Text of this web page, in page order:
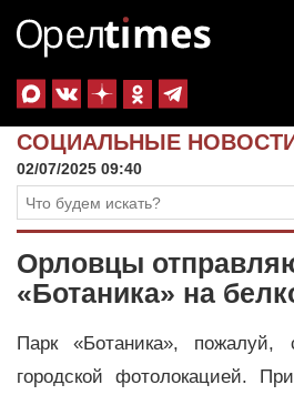
СОЦИАЛЬНЫЕ
02/07/2025 09:40
Орловцы
«Ботаника» на
Парк «Ботаника», пожалуй,
городской фотолокацией.